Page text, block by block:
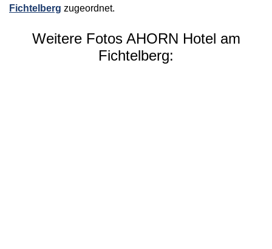
Fichtelberg zugeordnet.
Weitere Fotos AHORN Hotel am
Fichtelberg: